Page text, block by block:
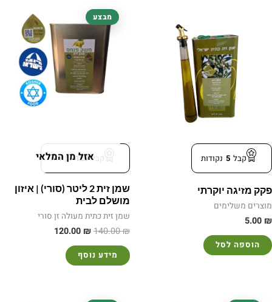
קבל 5 נקודות
פקק מזיגה יוקרתי
מוצרים משלימים
5.00 ₪
הוספה לסל
אזל מן המלאיקבל 120 נקודות
מבצע
שמן זית 2 ליטר (סורי) | איזון
מושלם לבית
שמן זית כתית מעולה זן סורי
140.00₪
המחיר
המקורי
היה:
140.00 ₪.
120.00 ₪
הנוכחי
הוא:
120.00 ₪.
מידע נוסף
המחיר
המחיר